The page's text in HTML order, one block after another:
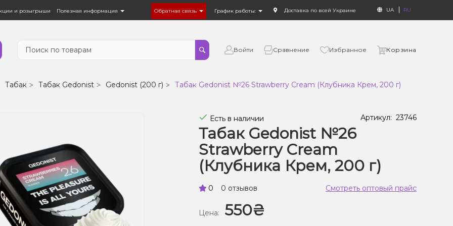
и розыгрыши Полезная информация Обратная связь График работы: Доставка по всей Украине UA RU
Войти Сравнение Избранное Корзина
Табак Табак Gedonist Gedonist (200 г) Табак Gedonist №26 Strawberry Cream (Клубника Крем, 200 г)
Есть в наличии Артикул: 23746
Табак Gedonist №26
Strawberry Cream
(Клубника Крем, 200 г)
0 0 отзывов Смотреть оптовый прайс
Цена: 550₴